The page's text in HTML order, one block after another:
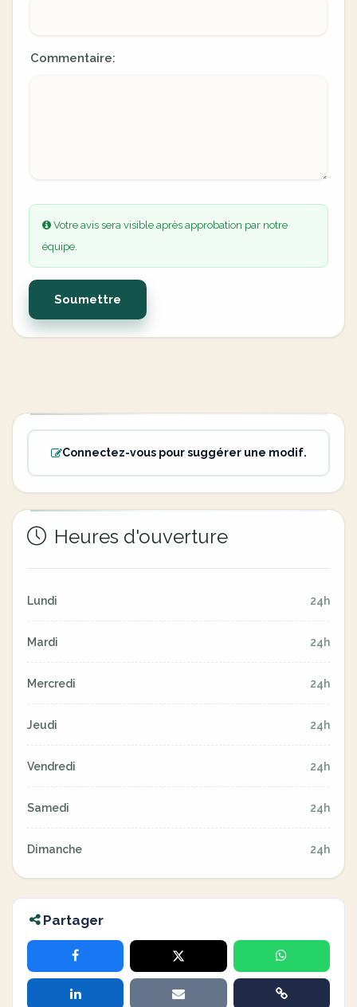
Commentaire:
Votre avis sera visible après approbation par notre
équipe.
Soumettre
Connectez-vous pour suggérer une modif.
Heures d'ouverture
Lundi 24h
Mardi 24h
Mercredi 24h
Jeudi 24h
Vendredi 24h
Samedi 24h
Dimanche 24h
Partager